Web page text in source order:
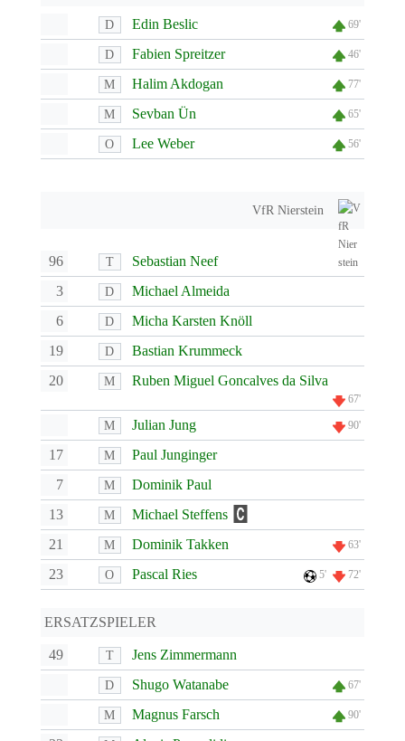
D Edin Beslic 69'
D Fabien Spreitzer 46'
M Halim Akdogan 77'
M Sevban Ün 65'
O Lee Weber 56'
VfR Nierstein
96 T
Sebastian Neef
3
D
Michael Almeida
6
D
Micha Karsten Knöll
19
D
Bastian Krummeck
20
M Ruben Miguel Goncalves da Silva
67'
M Julian Jung 90'
17 M
Paul Junginger
7
M
Dominik Paul
13
M
Michael Steffens
21
M Dominik Takken 63'
23 O Pascal Ries 5' 72'
ERSATZSPIELER
49 T Jens Zimmermann
D Shugo Watanabe 67'
M Magnus Farsch 90'